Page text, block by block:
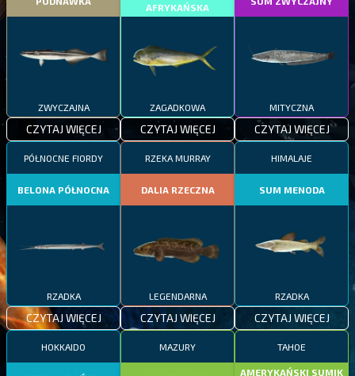
ZWYCZAJNA
CZYTAJ WIĘCEJ
AFRYKAŃSKA
ZAGADKOWA
CZYTAJ WIĘCEJ
MITYCZNA
CZYTAJ WIĘCEJ
PÓŁNOCNE FIORDY
BELONA PÓŁNOCNA
RZADKA
CZYTAJ WIĘCEJ
RZEKA MURRAY
DALIA RZECZNA
LEGENDARNA
CZYTAJ WIĘCEJ
HIMALAJE
SUM MENODA
RZADKA
CZYTAJ WIĘCEJ
HOKKAIDO MAZURY TAHOE
AMERYKAŃSKI SUMIK